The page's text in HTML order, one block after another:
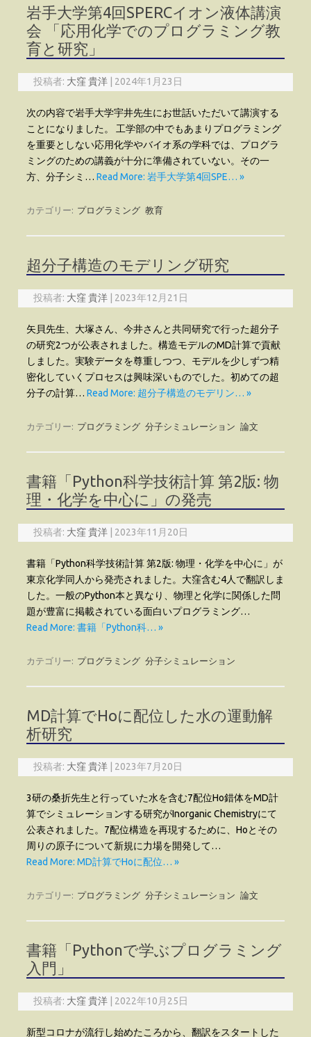
岩手大学第4回SPERCイオン液体講演
会 「応用化学でのプログラミング教
育と研究」
投稿者: 大窪 貴洋 2024年1月23日
次の内容で岩手大学宇井先生にお世話いただいて講演する
ことになりました。 工学部の中でもあまりプログラミング
を重要としない応用化学やバイオ系の学科では、プログラ
ミングのための講義が十分に準備されていない。その一
方、分子シミ… Read More: 岩手大学第4回SPE… »
カテゴリー: プログラミング 教育
超分子構造のモデリング研究
投稿者: 大窪 貴洋 2023年12月21日
矢貝先生、大塚さん、今井さんと共同研究で行った超分子
の研究2つが公表されました。構造モデルのMD計算で貢献
しました。実験データを尊重しつつ、モデルを少しずつ精
密化していくプロセスは興味深いものでした。初めての超
分子の計算… Read More: 超分子構造のモデリン… »
カテゴリー: プログラミング 分子シミュレーション 論文
書籍「Python科学技術計算 第2版: 物
理・化学を中心に」の発売
投稿者: 大窪 貴洋 2023年11月20日
書籍「Python科学技術計算 第2版: 物理・化学を中心に」が
東京化学同人から発売されました。大窪含む4人で翻訳しま
した。一般のPython本と異なり、物理と化学に関係した問
題が豊富に掲載されている面白いプログラミング…
Read More: 書籍「Python科… »
カテゴリー: プログラミング 分子シミュレーション
MD計算でHoに配位した水の運動解
析研究
投稿者: 大窪 貴洋 2023年7月20日
3研の桑折先生と行っていた水を含む7配位Ho錯体をMD計
算でシミュレーションする研究がInorganic Chemistryにて
公表されました。7配位構造を再現するために、Hoとその
周りの原子について新規に力場を開発して…
Read More: MD計算でHoに配位… »
カテゴリー: プログラミング 分子シミュレーション 論文
書籍「Pythonで学ぶプログラミング
入門」
投稿者: 大窪 貴洋 2022年10月25日
新型コロナが流行し始めたころから、翻訳をスタートした